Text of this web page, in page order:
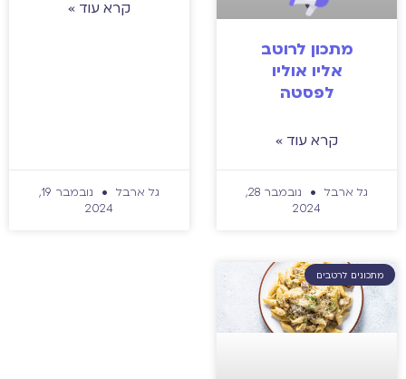
מתכון לרוטב
אליו אוליו
לפסטה
קרא עוד »
גל ארבל
נובמבר 28,
2024
קרא עוד »
גל ארבל
נובמבר 19,
2024
מתכונים לרטבים